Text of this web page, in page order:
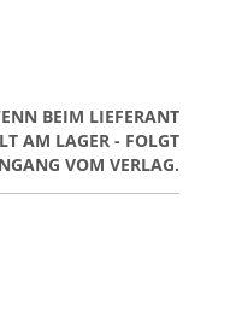
BEIM LIEFERANT
AM LAGER - FOLGT
VOM VERLAG.